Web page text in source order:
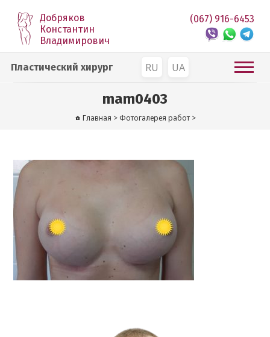
Добряков
Константин
Владимирович
RU UA
(067) 916-6453
Пластический хирург
mam0403
Главная > Фотогалерея работ >